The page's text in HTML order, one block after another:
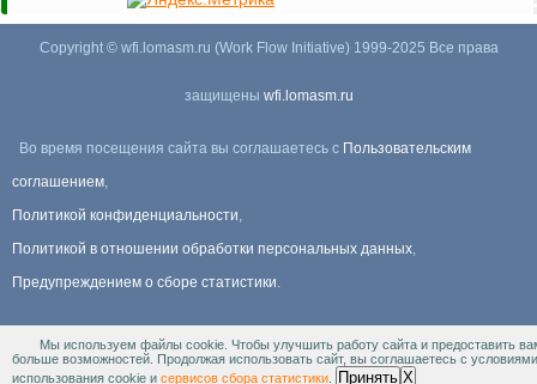
Copyright © wfi.lomasm.ru (Work Flow Initiative) 1999-2025 Все права
защищены wfi.lomasm.ru
Во время посещения сайта вы соглашаетесь с Пользовательским
соглашением,
Политикой конфиденциальности,
Политикой в отношении обработки персональных данных,
Предупреждением о сборе статистики.
Информация Для правообладателей.
Мы используем файлы cookie. Чтобы улучшить работу сайта и предоставить
больше возможностей. Продолжая использовать сайт, вы соглашаетесь с условиями
использования cookie и сервисов сбора статистики Принять X